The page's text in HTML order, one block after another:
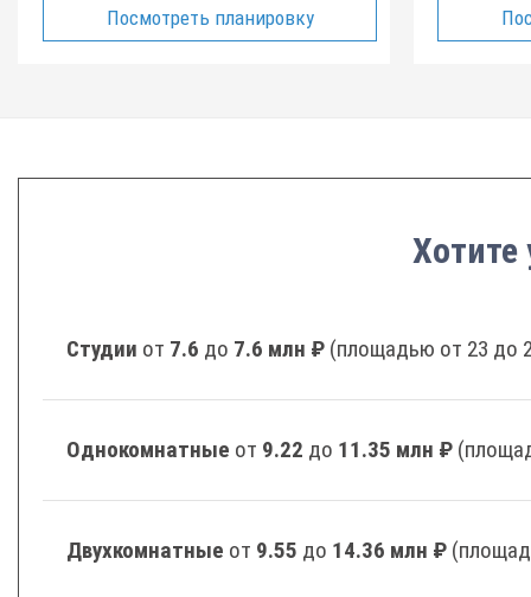
Посмотреть планировку
Хотите
Студии от 7.6 до 7.6 млн ₽ (площадью от 23 до
Однокомнатные от 9.22 до 11.35 млн ₽
Двухкомнатные от 9.55 до 14.36 млн ₽